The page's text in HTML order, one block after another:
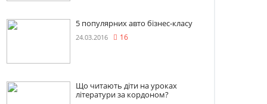
5 популярних авто бізнес-класу
24.03.2016 16
Що читають діти на уроках
літератури за кордоном?